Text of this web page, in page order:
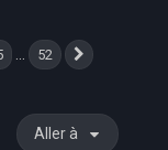
52
Aller à